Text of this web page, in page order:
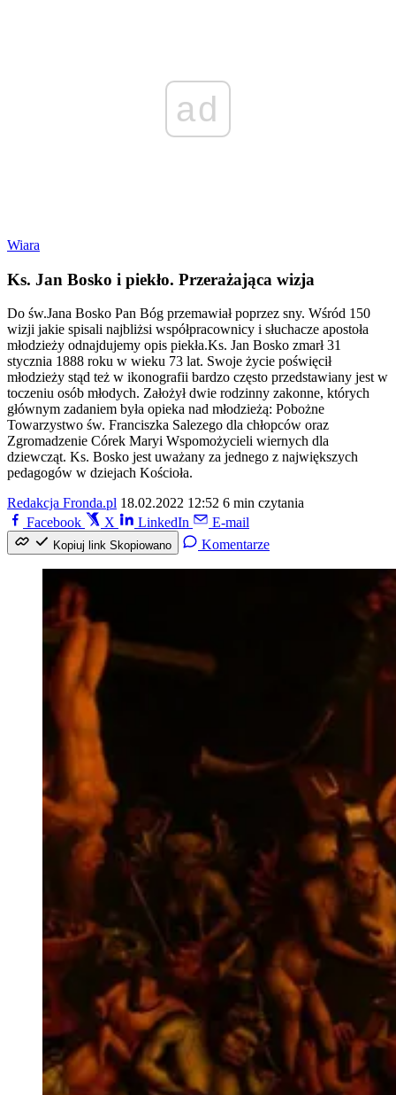
ad
Wiara
Ks. Jan Bosko i piekło. Przerażająca wizja
Do św.Jana Bosko Pan Bóg przemawiał poprzez sny. Wśród 150
wizji jakie spisali najbliżsi współpracownicy i słuchacze apostoła
młodzieży odnajdujemy opis piekła.Ks. Jan Bosko zmarł 31
stycznia 1888 roku w wieku 73 lat. Swoje życie poświęcił
młodzieży stąd też w ikonografii bardzo często przedstawiany jest w
toczeniu osób młodych. Założył dwie rodzinny zakonne, których
głównym zadaniem była opieka nad młodzieżą: Pobożne
Towarzystwo św. Franciszka Salezego dla chłopców oraz
Zgromadzenie Córek Maryi Wspomożycieli wiernych dla
dziewcząt. Ks. Bosko jest uważany za jednego z największych
pedagogów w dziejach Kościoła.
Redakcja Fronda.pl 18.02.2022 12:52 6 min czytania
Facebook
X LinkedIn E-mail
Kopiuj link Skopiowano Komentarze